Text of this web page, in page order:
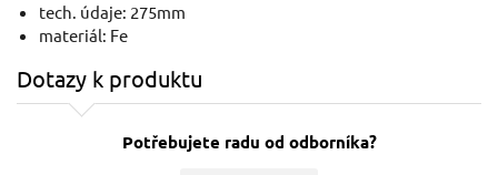
tech. údaje: 275mm
materiál: Fe
Dotazy k produktu
Potřebujete radu od odborníka?